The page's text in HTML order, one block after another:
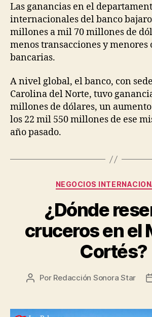
Las ganancias en el
internacionales del banco
millones a mil 70 millones de
menos transacciones y menores
bancarias.
A nivel global, el banco, con
Carolina del Norte, tuvo
millones de dólares, un
los 22 mil 550 millones de ese
año pasado.
NEGOCIOS
¿Dónde
cruceros en el
Cortés?
Autor
entrada
Por Redacción Sonora Star